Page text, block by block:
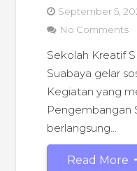
September 5,
No Comments
Sekolah Kreatif
Suabaya gelar
Kegiatan yang
Pengembangan
berlangsung…
Read More